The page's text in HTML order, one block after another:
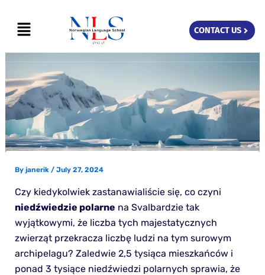
content
Menu CONTACT US
By janerik / July 27, 2024
Czy kiedykolwiek zastanawialiście się, co czyni
niedźwiedzie polarne na Svalbardzie tak
wyjątkowymi, że liczba tych majestatycznych
zwierząt przekracza liczbę ludzi na tym surowym
archipelagu? Zaledwie 2,5 tysiąca mieszkańców i
ponad 3 tysiące niedźwiedzi polarnych sprawia, że